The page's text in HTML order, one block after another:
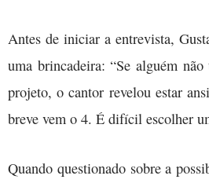
Antes de iniciar a entrevista,
uma brincadeira: “Se alguém
projeto, o cantor revelou estar
breve vem o 4. É difícil escolher
Quando questionado sobre a